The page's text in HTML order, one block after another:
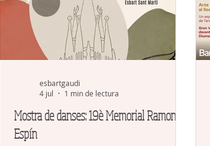
Mostra de danses: 19è Memorial Ramon
Espín
esbartgaudi
4 jul
1 min de lectura